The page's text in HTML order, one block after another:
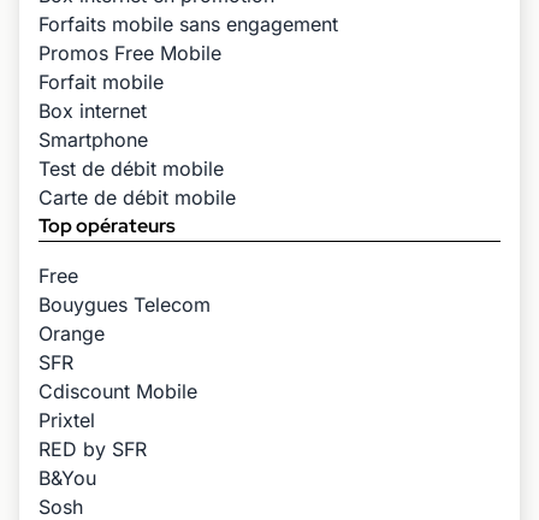
Forfaits mobile sans engagement
Promos Free Mobile
Forfait mobile
Box internet
Smartphone
Test de débit mobile
Carte de débit mobile
Top opérateurs
Free
Bouygues Telecom
Orange
SFR
Cdiscount Mobile
Prixtel
RED by SFR
B&You
Sosh